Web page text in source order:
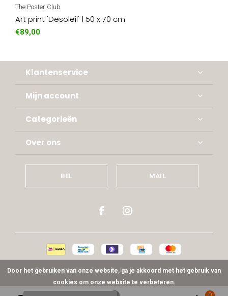
The Poster Club
Art print 'Desoleil' | 50 x 70 cm
€89,00
Klantenservice
Mijn account
Categorieën
Over ons
BEL MAIL
© Copyright2026- Theme ByDMWSxPlus+ -RSS-feed
Door het gebruiken van onze website, ga je akkoord met het gebruik van
cookies om onze website te verbeteren.